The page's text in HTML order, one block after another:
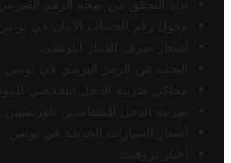
أداة التحقق من صحة الرقم
محول رقم الحساب الآيبان في تونس
أسعار صرف الدينار التونسي
البحث عن الرمز البريدي في تونس
محاكي ضريبة الدخل الشخصي
ضريبة الدخل للمتقاعدين
أسعار السيارات الجديدة في تونس
أخبار تروفيت